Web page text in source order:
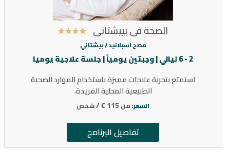
الصحة في بييشتاني
مصح اسبلانيد /بيشتاني
2 - 6 ليالي | وجبتين يومياً | جلسة علاجية يوميا
استمتع بتجربة علاجات مميزة باستخدام الموارد الصحية
الطبيعية المحلية الفريدة.
السعر: من 115 € / شخص
تفاصيل البرنامج